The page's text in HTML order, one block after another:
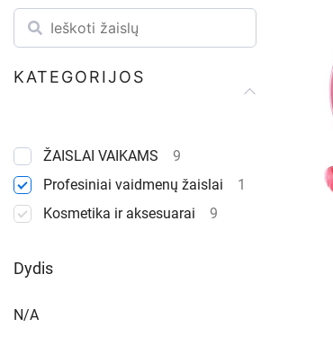
KATEGORIJOS
ŽAISLAI VAIKAMS
9
Profesiniai vaidmenų žaislai
1
Kosmetika ir aksesuarai
9
Dydis
N/A